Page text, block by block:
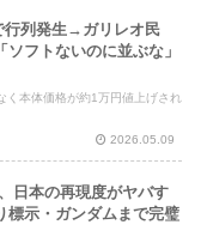
行列発生→ガリレオ民
ソフトないのに並ぶな」
本体価格が約1万円値上げされ
2026.05.09
日本の再現度がヤバす
標示・ガンダムまで完璧